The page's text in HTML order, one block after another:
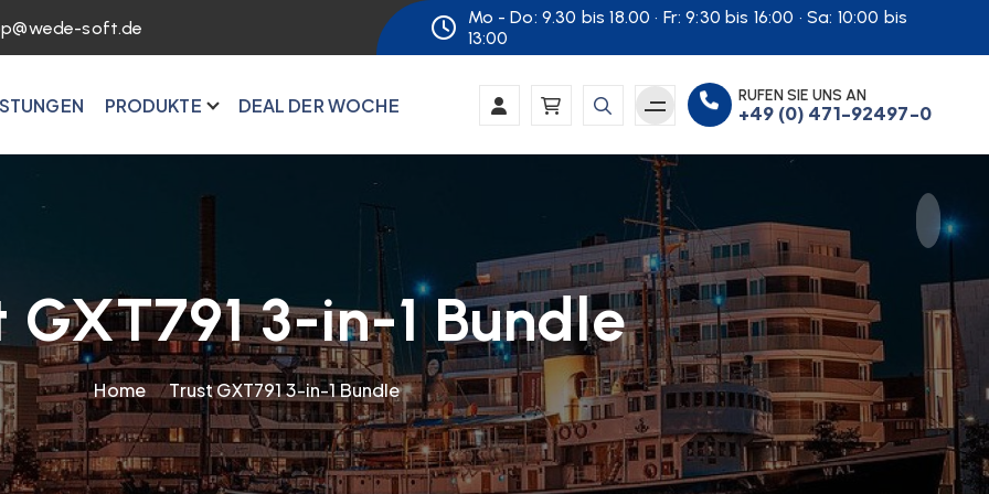
soft.de
Mo - Do: 9.30 bis 18.00 · Fr: 9:30 bis 16:00 · Sa: 10:00 bis
13:00
PRODUKTE DEAL DER WOCHE RUFEN SIE UNS AN
+49 (0) 471-92497-0
GXT791 3-in-1 Bundle
Home Trust GXT791 3-in-1 Bundle